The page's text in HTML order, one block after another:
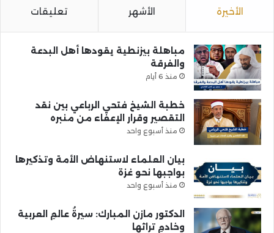
الأخيرة الأشهر تعليقات
مباهلة بيزنطية يقودها أهل البدعة
والفرقة
منذ 6 أيام
خطبة الشيخ فتحي الرباعي بين نقد
التقصير وقرار الإعفاء من منبره
منذ أسبوع واحد
بيان العلماء لاستنهاض الأمة وتذكيرها
بواجبها نحو غزة
منذ أسبوع واحد
الدكتور مازن المبارك: سيرةُ عالمِ العربية
وخادمِ تراثها